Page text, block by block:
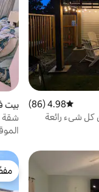
متوسط التقييم 4.98 من 5، 86 مراجعات
4.98 (86)
كل شيء رائعة
بيت
شقة